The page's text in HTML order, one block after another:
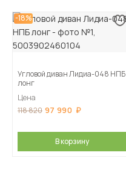
-18%
Угловой диван Лидиа-048 НПБ
лонг
Цена
118 820 97 990
В корзину